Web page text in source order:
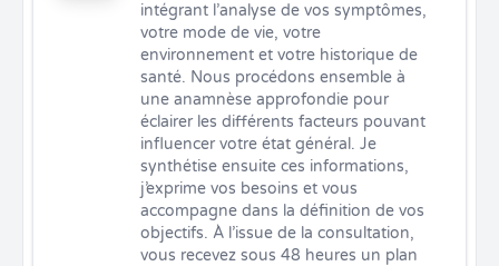
intégrant l’analyse de vos symptômes,
votre mode de vie, votre
environnement et votre historique de
santé. Nous procédons ensemble à
une anamnèse approfondie pour
éclairer les différents facteurs pouvant
influencer votre état général. Je
synthétise ensuite ces informations,
j’exprime vos besoins et vous
accompagne dans la définition de vos
objectifs. À l’issue de la consultation,
vous recevez sous 48 heures un plan